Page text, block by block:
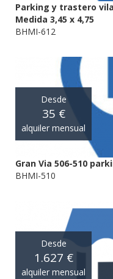
Parking y trastero
Medida 3,45 x 4,75
BHMI-612
Desde
35 €
alquiler mensual
Gran Via 506-510
BHMI-510
Desde
1.627 €
alquiler mensual